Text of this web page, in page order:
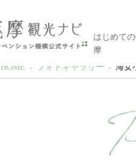
はじめて
摩
HOME フォトギャラリー 海女